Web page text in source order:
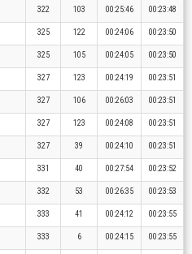
322 103 00:25:46 00:23:48
325 122 00:24:06 00:23:50
325 105 00:24:05 00:23:50
327 123 00:24:19 00:23:51
327 106 00:26:03 00:23:51
327 123 00:24:08 00:23:51
327 39 00:24:10 00:23:51
331 40 00:27:54 00:23:52
332 53 00:26:35 00:23:53
333 41 00:24:12 00:23:55
333 6 00:24:15 00:23:55